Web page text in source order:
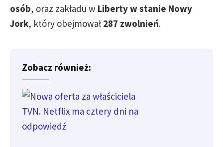
osób, oraz zakładu w Liberty w stanie Nowy
Jork, który obejmował287 zwolnień.
Zobacz również: